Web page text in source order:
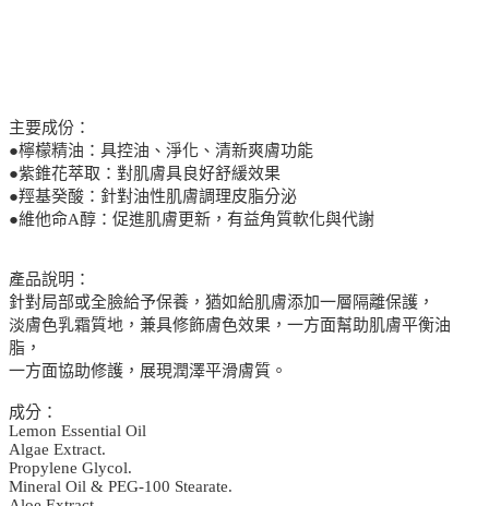
主要成份：
●檸檬精油：具控油、淨化、清新爽膚功能
●紫錐花萃取：對肌膚具良好舒緩效果
●羥基癸酸：針對油性肌膚調理皮脂分泌
●維他命A醇：促進肌膚更新，有益角質軟化與代謝
產品說明：
針對局部或全臉給予保養，猶如給肌膚添加一層隔離保護，
淡膚色乳霜質地，兼具修飾膚色效果，一方面幫助肌膚平衡油
脂，
一方面協助修護，展現潤澤平滑膚質。
成分：
Lemon Essential Oil
Algae Extract.
Propylene Glycol.
Mineral Oil & PEG-100 Stearate.